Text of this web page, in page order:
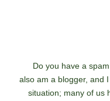
Do you have a
also am a blogger, and
situation; many of us